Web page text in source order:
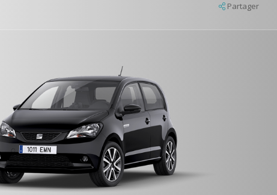
Partager